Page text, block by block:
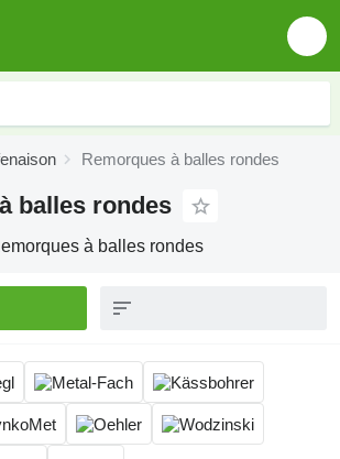
Remorques à balles rondes
balles rondes
à balles rondes